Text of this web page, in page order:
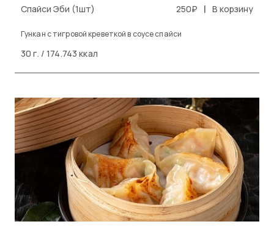
Спайси Эби (1шт) 250₽ | В корзину
Гункан с тигровой креветкой в соусе спайси
30 г. / 174.743 ккал